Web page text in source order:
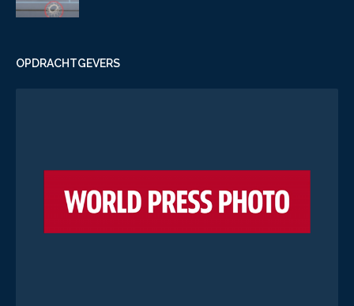
OPDRACHTGEVERS